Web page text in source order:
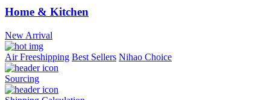
Home & Kitchen
New Arrival
Air Freeshipping Best Sellers Nihao Choice
Sourcing